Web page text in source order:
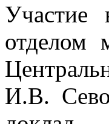
Участие
отделом
И.В.